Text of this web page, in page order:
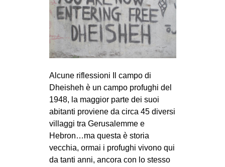
MSM
STUDENTI TSUNAMI
MOBILITAZIONI
SPAZI
SPORT POPOLARE
MOVIMENTI
AMBIENTE
Alcune riflessioni Il campo di
Dheisheh è un campo profughi del
1948, la maggior parte dei suoi
abitanti proviene da circa 45 diversi
villaggi tra Gerusalemme e
Hebron…ma questa è storia
vecchia, ormai i profughi vivono qui
da tanti anni, ancora con lo stesso